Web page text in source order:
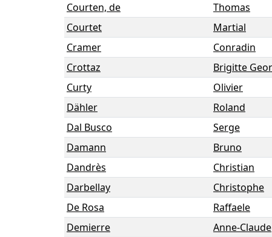
Courten, de
Thomas
Courtet
Martial
Cramer
Conradin
Crottaz
Brigitte
Curty
Olivier
Dähler
Roland
Dal Busco
Serge
Damann
Bruno
Dandrès
Christian
Darbellay
Christophe
De Rosa
Raffaele
Demierre
Anne-Claude